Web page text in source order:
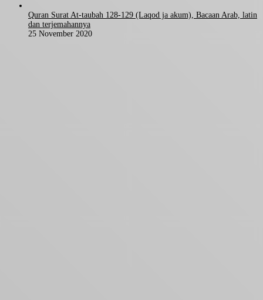
Quran Surat At-taubah 128-129 (Laqod ja akum), Bacaan Arab, latin
dan terjemahannya
25 November 2020